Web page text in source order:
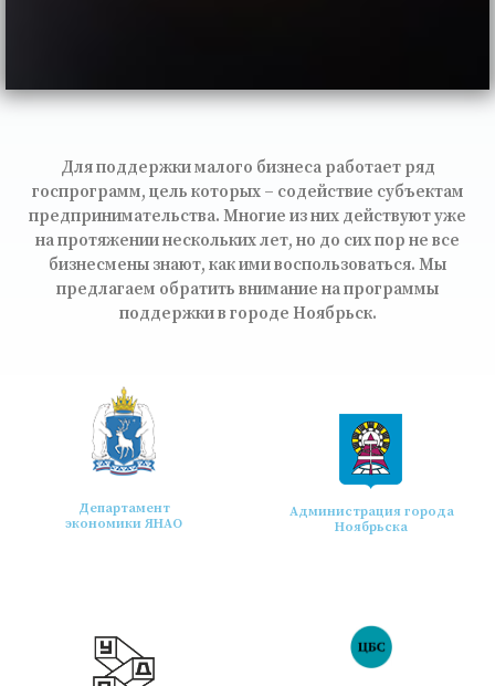
Для поддержки малого бизнеса работает ряд
госпрограмм, цель которых – содействие субъектам
предпринимательства. Многие из них действуют уже
на протяжении нескольких лет, но до сих пор не все
бизнесмены знают, как ими воспользоваться. Мы
предлагаем обратить внимание на программы
поддержки в городе Ноябрьск.
Департамент
экономики ЯНАО
Администрация города
Ноябрьска